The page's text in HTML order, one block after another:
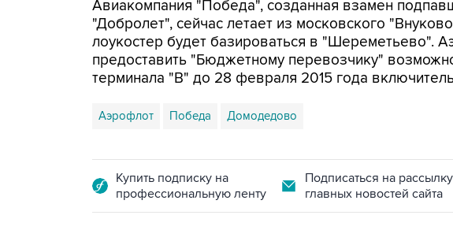
Авиакомпания "Победа", созданная взамен
"Добролет", сейчас летает из московского
лоукостер будет базироваться в "Шереметьево".
предоставить "Бюджетному перевозчику"
терминала "В" до 28 февраля 2015 года
Аэрофлот Победа Домодедово
Купить подписку на
профессиональную ленту
Подписаться на рассылку
главных новостей сайта